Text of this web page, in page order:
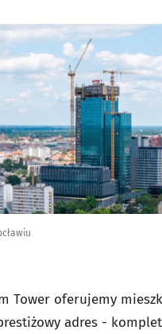
Tower oferujemy
adres -